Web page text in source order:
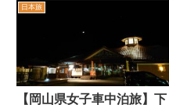
はジェラートを堪能した後、チェ
ックインした小豆島国際ホテルか
らスタート。このホテルはその立
地から、小豆島を代表するホ...
日本旅
【岡山県女子車中泊旅】下